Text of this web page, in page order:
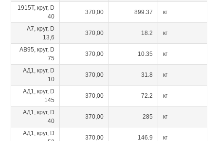
1915Т, круг, D
40
370,00 899.37 кг
А7, круг, D
13,6
370,00 18.2 кг
АВ95, круг, D
75
370,00 10.35 кг
АД1, круг, D
10
370,00 31.8 кг
АД1, круг, D
145
370,00 72.2 кг
АД1, круг, D
40
370,00 285 кг
АД1, круг, D
370,00 146.9 кг